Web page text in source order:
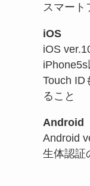
スマート
iOS
iOS
Touch ID
ること
Android
Android
生体認証